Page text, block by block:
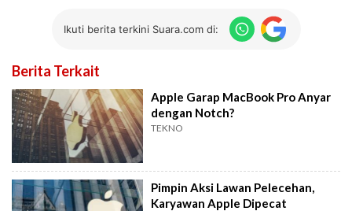
Ikuti berita terkini Suara.com di:
Berita Terkait
Apple Garap MacBook Pro Anyar
dengan Notch?
TEKNO
Pimpin Aksi Lawan Pelecehan,
Karyawan Apple Dipecat